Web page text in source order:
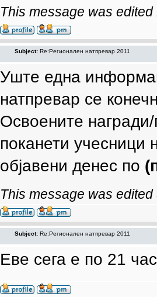
This message was
Subject: Re:Регионален натпревар 2011
Уште една
натпревар се
Освоените награди/
поканети учесници
објавени денес по
This message was
Subject: Re:Регионален натпревар 2011
Еве сега е по 21